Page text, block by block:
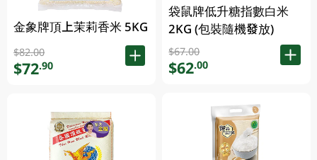
金象牌頂上茉莉香米 5KG
$82.00
$72.90
袋鼠牌低升糖指數白米
2KG (包裝隨機發放)
$67.00
$62.00